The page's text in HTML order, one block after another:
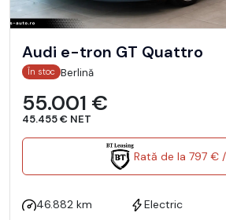
Audi e-tron GT Quattro
În stoc Berlină
55.001 €
45.455 € NET
Rată de la 797 €
46.882 km Electric